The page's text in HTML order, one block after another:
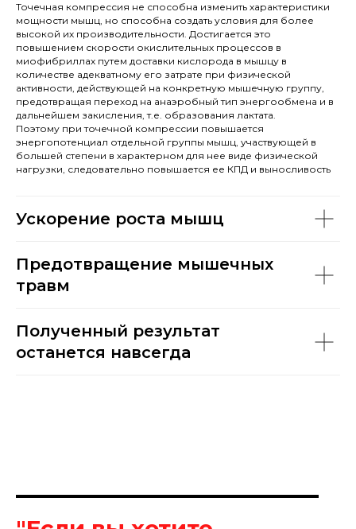
Точечная компрессия не способна изменить характеристики
мощности мышц, но способна создать условия для более
высокой их производительности. Достигается это
повышением скорости окислительных процессов в
миофибриллах путем доставки кислорода в мышцу в
количестве адекватному его затрате при физической
активности, действующей на конкретную мышечную группу,
предотвращая переход на анаэробный тип энергообмена и в
дальнейшем закисления, т.е. образования лактата.
Поэтому при точечной компрессии повышается
энергопотенциал отдельной группы мышц, участвующей в
большей степени в характерном для нее виде физической
нагрузки, следовательно повышается ее КПД и выносливость
Ускорение роста мышц
Предотвращение мышечных
травм
Полученный результат
останется навсегда